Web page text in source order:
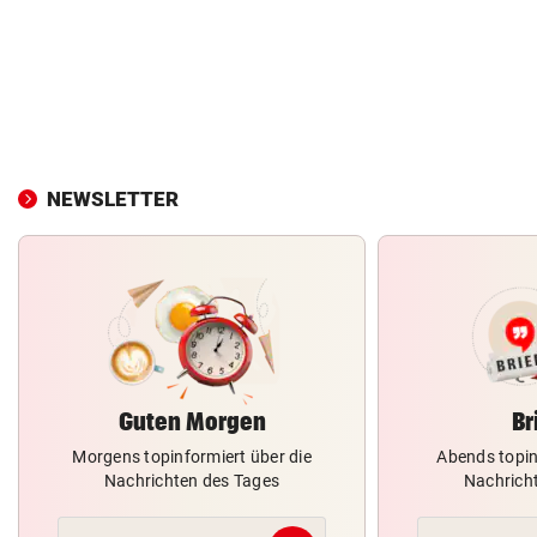
NEWSLETTER
Guten Morgen
Morgens topinformiert über die
Nachrichten des Tages
Abends